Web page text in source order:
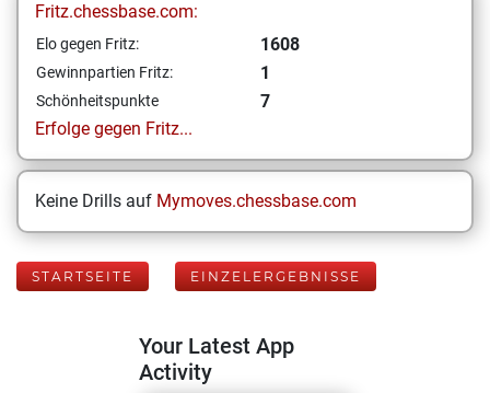
Fritz.chessbase.com:
Elo gegen Fritz: 1608
Gewinnpartien Fritz: 1
Schönheitspunkte
7
Erfolge gegen Fritz...
Keine Drills auf Mymoves.chessbase.com
STARTSEITE EINZELERGEBNISSE
Your Latest App
Activity